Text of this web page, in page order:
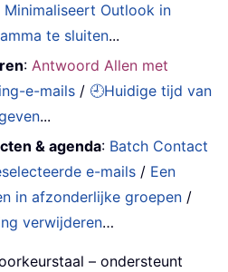
Minimaliseert Outlook in
te sluiten...
:Antwoord Allen met
e-mails / 🕘Huidige tijd van
...
& agenda: Batch Contact
e-mails / Een
in afzonderlijke groepen /
verwijderen…
– ondersteunt